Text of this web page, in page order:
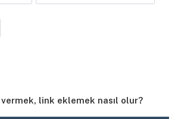
link eklemek nasıl olur?